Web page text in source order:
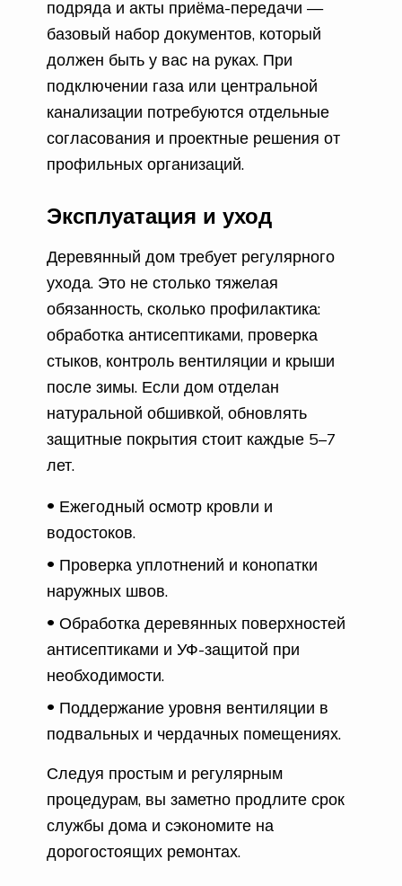
подряда и акты приёма-передачи —
базовый набор документов, который
должен быть у вас на руках. При
подключении газа или центральной
канализации потребуются отдельные
согласования и проектные решения от
профильных организаций.
Эксплуатация и уход
Деревянный дом требует регулярного
ухода. Это не столько тяжелая
обязанность, сколько профилактика:
обработка антисептиками, проверка
стыков, контроль вентиляции и крыши
после зимы. Если дом отделан
натуральной обшивкой, обновлять
защитные покрытия стоит каждые 5–7
лет.
Ежегодный осмотр кровли и
водостоков.
Проверка уплотнений и конопатки
наружных швов.
Обработка деревянных поверхностей
антисептиками и УФ-защитой при
необходимости.
Поддержание уровня вентиляции в
подвальных и чердачных помещениях.
Следуя простым и регулярным
процедурам, вы заметно продлите срок
службы дома и сэкономите на
дорогостоящих ремонтах.